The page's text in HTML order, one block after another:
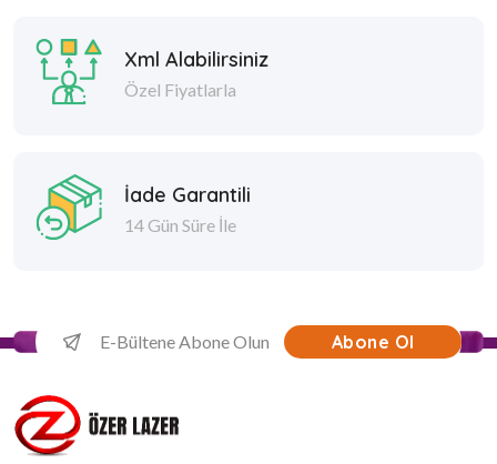
Xml Alabilirsiniz
Özel Fiyatlarla
İade Garantili
14 Gün Süre İle
Abone Ol